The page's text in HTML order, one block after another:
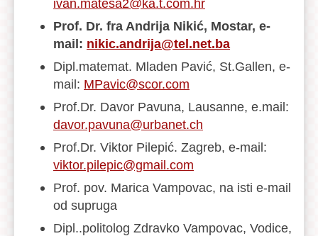
ivan.matesa2@ka.t.com.hr
Prof. Dr. fra Andrija Nikić, Mostar, e-
mail: nikic.andrija@tel.net.ba
Dipl.matemat. Mladen Pavić, St.Gallen, e-
mail: MPavic@scor.com
Prof.Dr. Davor Pavuna, Lausanne, e.mail:
davor.pavuna@urbanet.ch
Prof.Dr. Viktor Pilepić. Zagreb, e-mail:
viktor.pilepic@gmail.com
Prof. pov. Marica Vampovac, na isti e-mail
od supruga
Dipl..politolog Zdravko Vampovac, Vodice,